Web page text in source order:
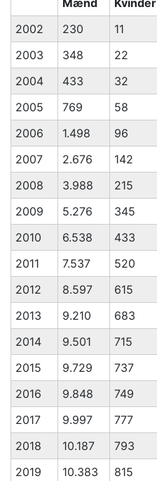
Mænd
Kvinder
2002
230 11
2003
348 22
2004
433 32
2005
769 58
2006
1.498 96
2007
2.676 142
2008
3.988 215
2009
5.276 345
2010
6.538 433
2011
7.537 520
2012
8.597 615
2013
9.210 683
2014
9.501 715
2015
9.729 737
2016
9.848 749
2017
9.997 777
2018
10.187 793
2019
10.383 815